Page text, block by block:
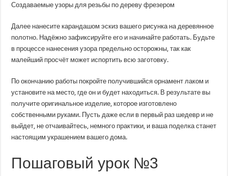
Создаваемые узоры для резьбы по дереву фрезером
Далее нанесите карандашом эскиз вашего рисунка на деревянное
полотно. Надёжно зафиксируйте его и начинайте работать. Будьте
в процессе нанесения узора предельно осторожны, так как
малейший просчёт может испортить всю заготовку.
По окончанию работы покройте получившийся орнамент лаком и
установите на место, где он и будет находиться. В результате вы
получите оригинальное изделие, которое изготовлено
собственными руками. Пусть даже если в первый раз шедевр и не
выйдет, не отчаивайтесь, немного практики, и ваша поделка станет
настоящим украшением вашего дома.
Пошаговый урок №3